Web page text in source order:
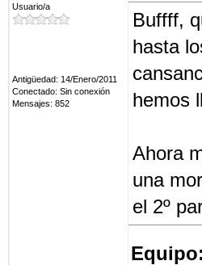
Usuario/a
Antigüedad: 14/Enero/2011
Conectado: Sin conexión
Mensajes: 852
Buffff,
hasta
hemos
Ahora
una
el 2º
Equipo: